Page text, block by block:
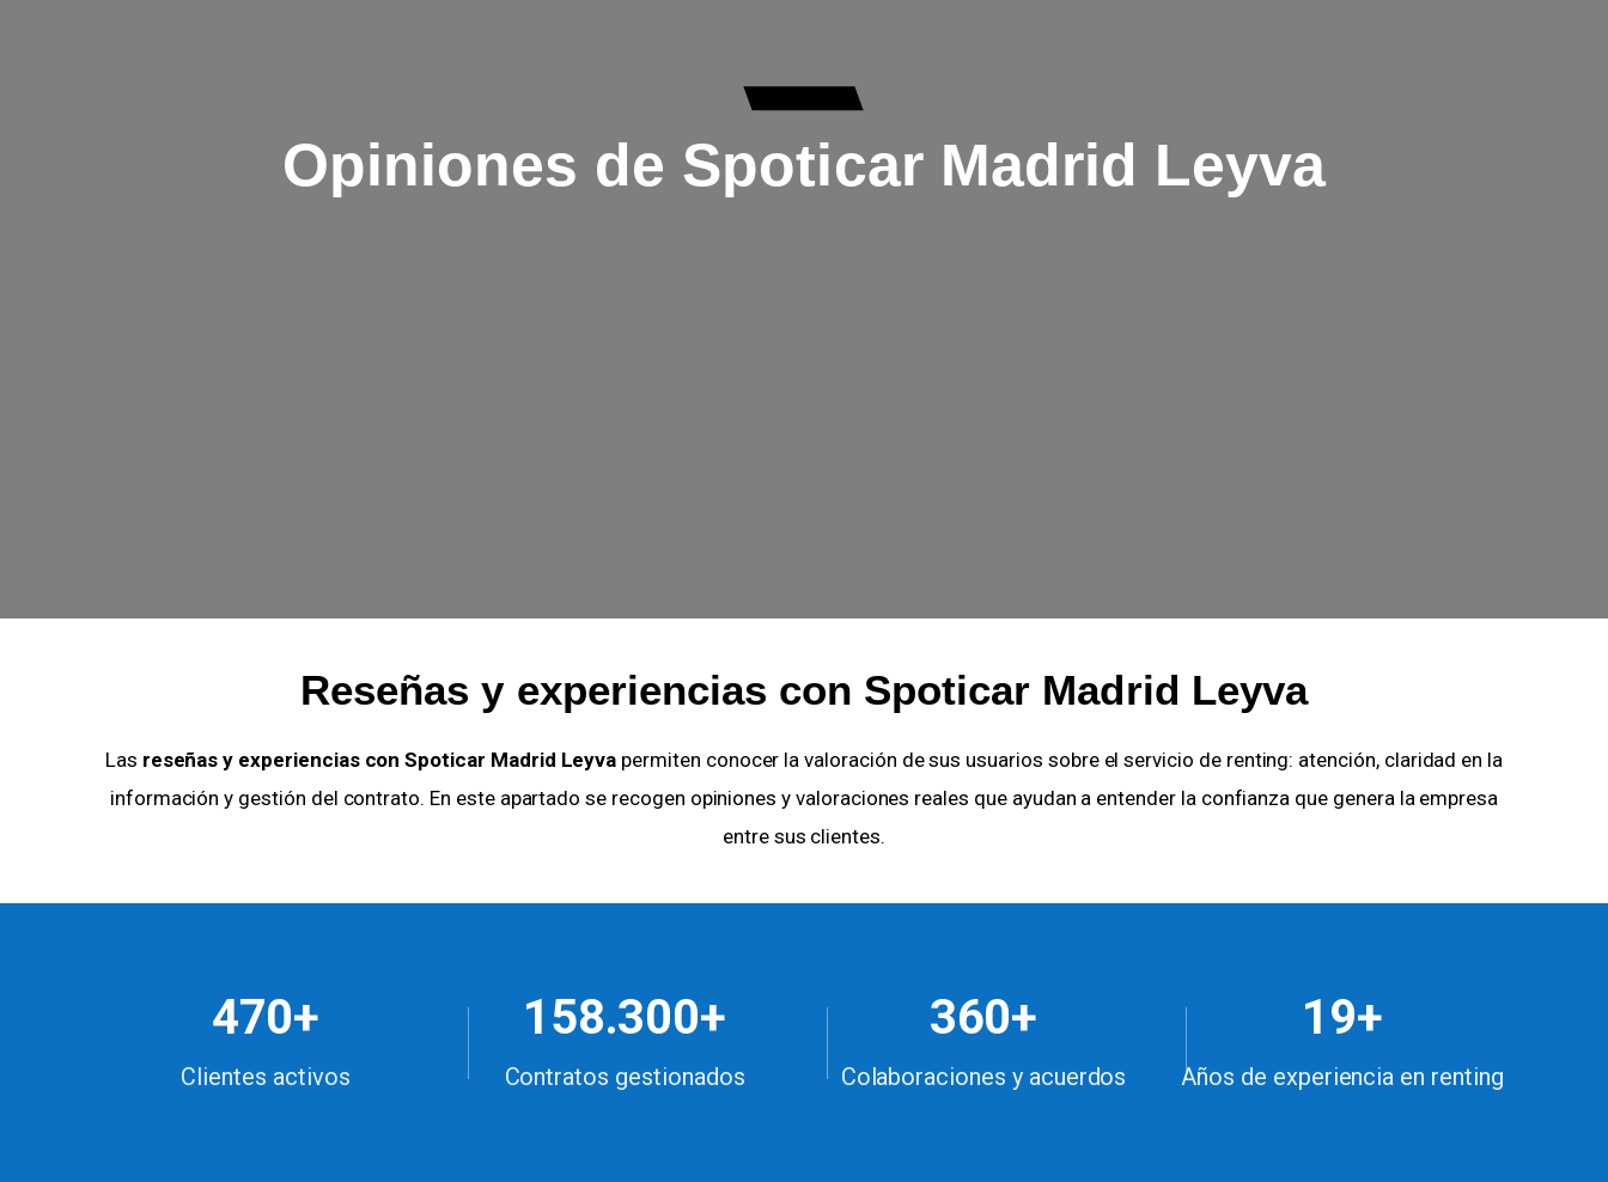
Opiniones de Spoticar Madrid Leyva
Reseñas y experiencias con Spoticar Madrid Leyva
Las reseñas y experiencias con Spoticar Madrid Leyva permiten conocer la valoración de sus usuarios sobre el servicio de renting: atención, claridad en la
información y gestión del contrato. En este apartado se recogen opiniones y valoraciones reales que ayudan a entender la confianza que genera la empresa
entre sus clientes.
470+
Clientes activos
158.300+
Contratos gestionados
360+
Colaboraciones y acuerdos
19+
Años de experiencia en renting